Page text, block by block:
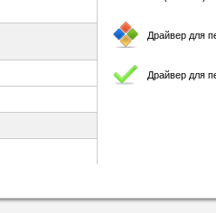
Драйвер для
Драйвер для